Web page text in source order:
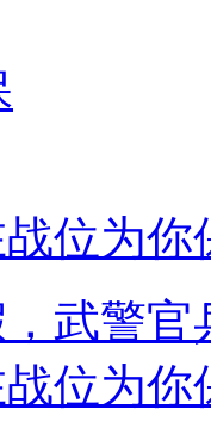
位为你
武警
位为你